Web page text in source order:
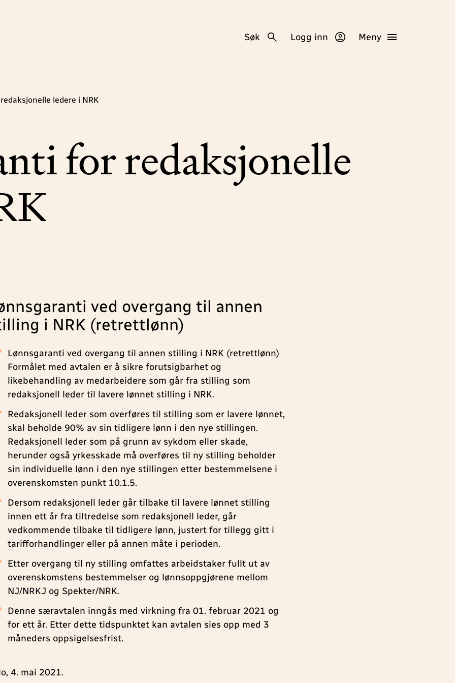
Søk Logg inn Meny
ledere i NRK
for redaksjonelle
ved overgang til annen
i NRK (retrettlønn)
Lønnsgaranti ved overgang til annen stilling i NRK (retrettlønn)
Formålet med avtalen er å sikre forutsigbarhet og
likebehandling av medarbeidere som går fra stilling som
redaksjonell leder til lavere lønnet stilling i NRK.
Redaksjonell leder som overføres til stilling som er lavere lønnet,
skal beholde 90% av sin tidligere lønn i den nye stillingen.
Redaksjonell leder som på grunn av sykdom eller skade,
herunder også yrkesskade må overføres til ny stilling beholder
sin individuelle lønn i den nye stillingen etter bestemmelsene i
overenskomsten punkt 10.1.5.
Dersom redaksjonell leder går tilbake til lavere lønnet stilling
innen ett år fra tiltredelse som redaksjonell leder, går
vedkommende tilbake til tidligere lønn, justert for tillegg gitt i
tarifforhandlinger eller på annen måte i perioden.
Etter overgang til ny stilling omfattes arbeidstaker fullt ut av
overenskomstens bestemmelser og lønnsoppgjørene mellom
NJ/NRKJ og Spekter/NRK.
Denne særavtalen inngås med virkning fra 01. februar 2021 og
for ett år. Etter dette tidspunktet kan avtalen sies opp med 3
måneders oppsigelsesfrist.
4. mai 2021.